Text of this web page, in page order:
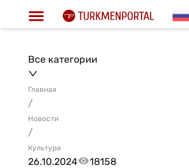
Все категории
Главная
/
Новости
/
Культура
26.10.2024 18158